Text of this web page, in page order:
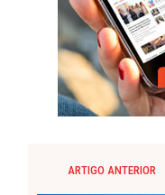
ARTIGO ANTERIOR